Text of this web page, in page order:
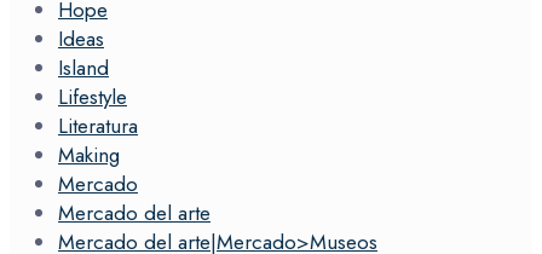
Hope
Ideas
Island
Lifestyle
Literatura
Making
Mercado
Mercado del arte
Mercado del arte|Mercado>Museos